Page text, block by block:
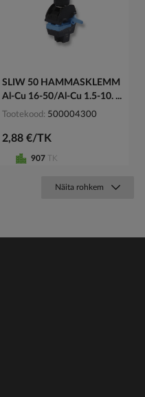
SLIW 50 HAMMASKLEMM
Al-Cu 16-50/Al-Cu 1.5-10. ...
Tootekood 500004300
2,88 €/TK
907 TK
Näita rohkem